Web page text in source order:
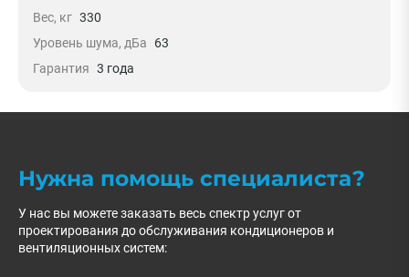
Вес, кг 330
Уровень шума, дБа
63
Гарантия 3 года
Нужна помощь специалиста?
У нас вы можете заказать весь спектр услуг от
проектирования до обслуживания кондиционеров и
вентиляционных систем: